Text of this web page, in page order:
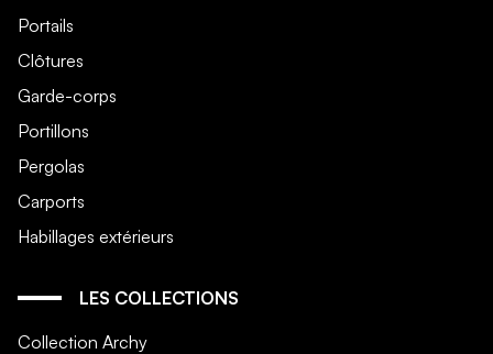
Portails
Clôtures
Garde-corps
Portillons
Pergolas
Carports
Habillages extérieurs
LES COLLECTIONS
Collection Archy